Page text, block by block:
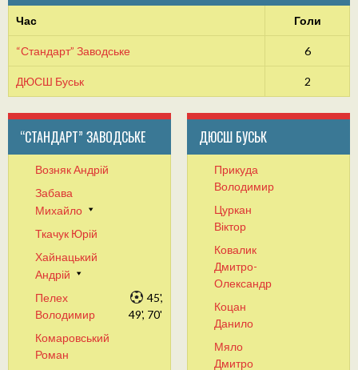
Час Голи
“Стандарт” Заводське 6
ДЮСШ Буськ 2
“СТАНДАРТ” ЗАВОДСЬКЕ
Возняк Андрій
Забава
Михайло
Ткачук Юрій
Хайнацький
Андрій
Пелех
Володимир
45',
49', 70'
Комаровський
Роман
ДЮСШ БУСЬК
Прикуда
Володимир
Цуркан
Віктор
Ковалик
Дмитро-
Олександр
Коцан
Данило
Мяло
Дмитро